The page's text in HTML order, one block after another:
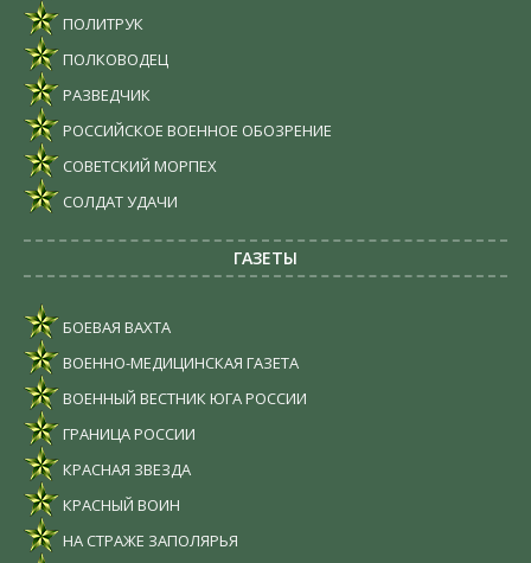
ПОЛИТРУК
ПОЛКОВОДЕЦ
РАЗВЕДЧИК
РОССИЙСКОЕ ВОЕННОЕ ОБОЗРЕНИЕ
СОВЕТСКИЙ МОРПЕХ
СОЛДАТ УДАЧИ
ГАЗЕТЫ
БОЕВАЯ ВАХТА
ВОЕННО-МЕДИЦИНСКАЯ ГАЗЕТА
ВОЕННЫЙ ВЕСТНИК ЮГА РОССИИ
ГРАНИЦА РОССИИ
КРАСНАЯ ЗВЕЗДА
КРАСНЫЙ ВОИН
НА СТРАЖЕ ЗАПОЛЯРЬЯ